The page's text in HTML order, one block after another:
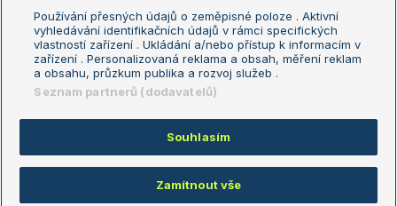
Podmínky užití
Nastavení soukromí
GDPR a žurnalistika
Reklama
Kontakt
Informace o zpracování osobních
údajů
Copyright © 2008-2026 TenisPortal.cz. Využíváme zpravodajství ČTK.
Používání přesných údajů o zeměpisné poloze . Aktivní
vyhledávání identifikačních údajů v rámci specifických
vlastností zařízení . Ukládání a/nebo přístup k informacím v
zařízení . Personalizovaná reklama a obsah, měření reklam
a obsahu, průzkum publika a rozvoj služeb .
Seznam partnerů (dodavatelů)
Souhlasím
Zamítnout vše